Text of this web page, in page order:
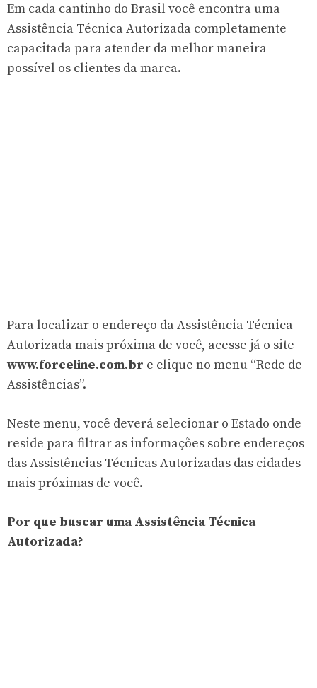
Em cada cantinho do Brasil você encontra uma
Assistência Técnica Autorizada completamente
capacitada para atender da melhor maneira
possível os clientes da marca.
Para localizar o endereço da Assistência Técnica
Autorizada mais próxima de você, acesse já o site
www.forceline.com.br e clique no menu “Rede de
Assistências”.
Neste menu, você deverá selecionar o Estado onde
reside para filtrar as informações sobre endereços
das Assistências Técnicas Autorizadas das cidades
mais próximas de você.
Por que buscar uma Assistência Técnica
Autorizada?